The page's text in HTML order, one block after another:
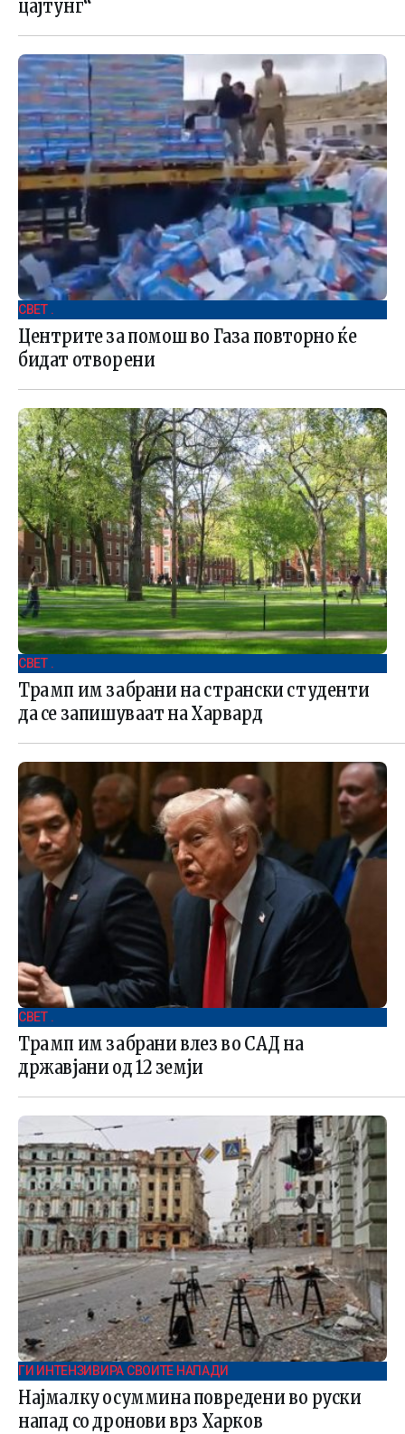
цајтунг“
СВЕТ .
Центрите за помош во Газа повторно ќе
бидат отворени
СВЕТ .
Трамп им забрани на странски студенти
да се запишуваат на Харвард
СВЕТ .
Трамп им забрани влез во САД на
државјани од 12 земји
ГИ ИНТЕНЗИВИРА СВОИТЕ НАПАДИ
Најмалку осуммина повредени во руски
напад со дронови врз Харков